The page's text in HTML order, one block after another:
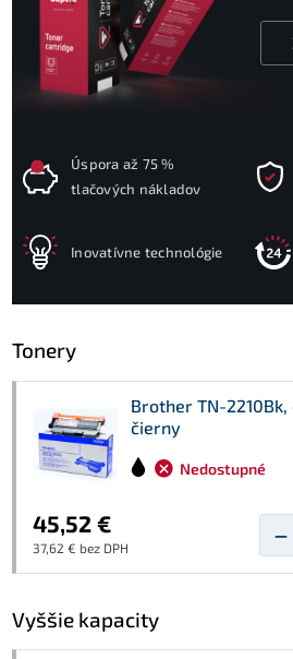
Úspora až 75 %
tlačových nákladov
Inovatívne technológie
Tonery
Brother TN-
čierny
Nedostupné
45,52 €
37,62 € bez DPH −
Vyššie kapacity